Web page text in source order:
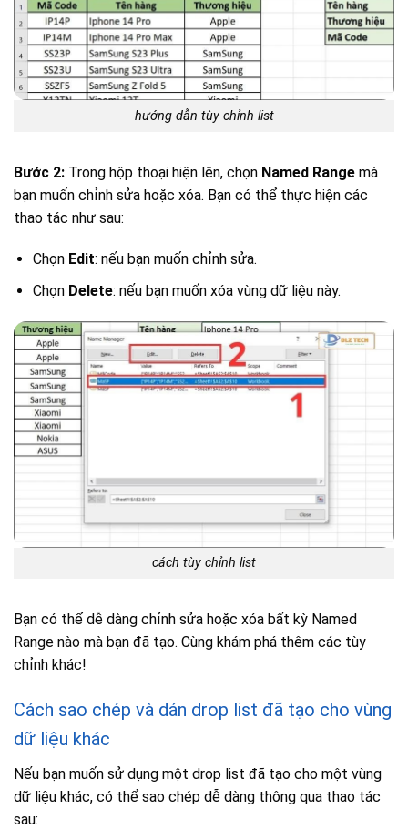
hướng dẫn tùy chỉnh list
Bước 2: Trong hộp thoại hiện lên, chọn Named Range mà
bạn muốn chỉnh sửa hoặc xóa. Bạn có thể thực hiện các
thao tác như sau:
Chọn Edit: nếu bạn muốn chỉnh sửa.
Chọn Delete: nếu bạn muốn xóa vùng dữ liệu này.
cách tùy chỉnh list
Bạn có thể dễ dàng chỉnh sửa hoặc xóa bất kỳ Named
Range nào mà bạn đã tạo. Cùng khám phá thêm các tùy
chỉnh khác!
Cách sao chép và dán drop list đã tạo cho vùng
dữ liệu khác
Nếu bạn muốn sử dụng một drop list đã tạo cho một vùng
dữ liệu khác, có thể sao chép dễ dàng thông qua thao tác
sau: